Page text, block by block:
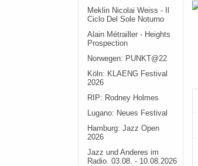
Meklin Nicolai Weiss - Il
Ciclo Del Sole Noturno
Alain Métrailler - Heights
Prospection
Norwegen: PUNKT@22
Köln: KLAENG Festival
2026
RIP: Rodney Holmes
Lugano: Neues Festival
Hamburg: Jazz Open
2026
Jazz und Anderes im
Radio. 03.08. - 10.08.2026